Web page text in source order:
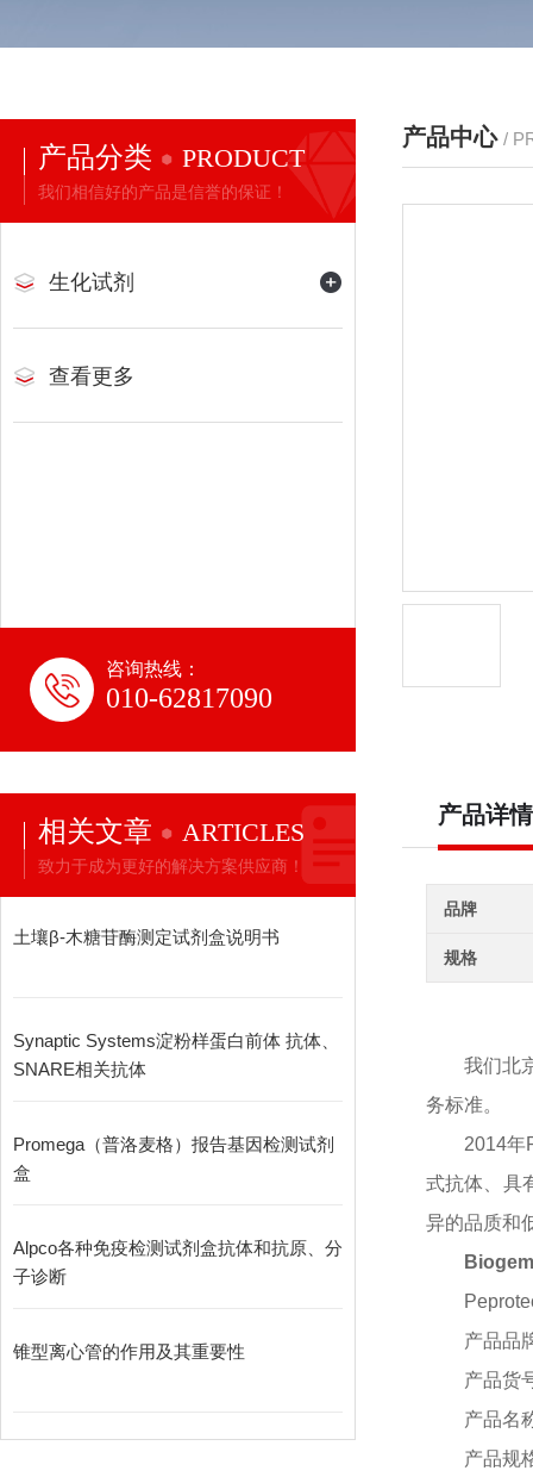
产品分类 PRODUCT
我们相信好的产品是信誉的保证！
生化试剂
查看更多
咨询热线：
010-62817090
相关文章 ARTICLES
致力于成为更好的解决方案供应商！
土壤β-木糖苷酶测定试剂盒说明书
Synaptic Systems淀粉样蛋白前体 抗体、
SNARE相关抗体
Promega（普洛麦格）报告基因检测试剂
盒
Alpco各种免疫检测试剂盒抗体和抗原、分
子诊断
锥型离心管的作用及其重要性
产品中心 /
产品详情
品牌
规格
我们北
务标准。
2014年
式抗体、具
异的品质和
产品品
产品货
产品名
产品规